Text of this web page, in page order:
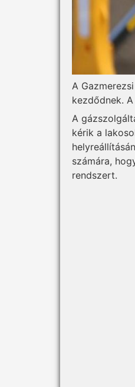
A
kezdődnek.
A
kérik a
számára,
rendszert.